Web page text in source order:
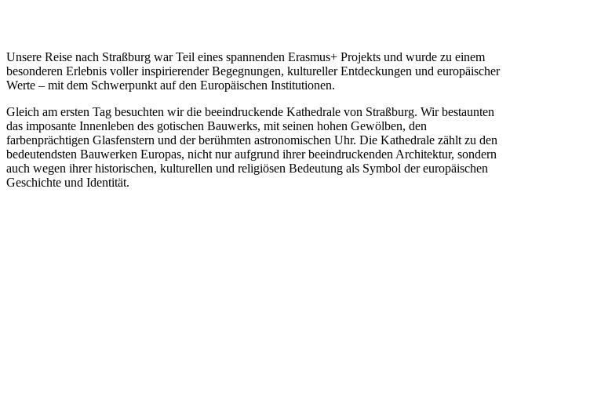
Unsere Reise nach Straßburg war Teil eines spannenden Erasmus+ Projekts und wurde zu einem
besonderen Erlebnis voller inspirierender Begegnungen, kultureller Entdeckungen und europäischer
Werte – mit dem Schwerpunkt auf den Europäischen Institutionen.
Gleich am ersten Tag besuchten wir die beeindruckende Kathedrale von Straßburg. Wir bestaunten
das imposante Innenleben des gotischen Bauwerks, mit seinen hohen Gewölben, den
farbenprächtigen Glasfenstern und der berühmten astronomischen Uhr. Die Kathedrale zählt zu den
bedeutendsten Bauwerken Europas, nicht nur aufgrund ihrer beeindruckenden Architektur, sondern
auch wegen ihrer historischen, kulturellen und religiösen Bedeutung als Symbol der europäischen
Geschichte und Identität.